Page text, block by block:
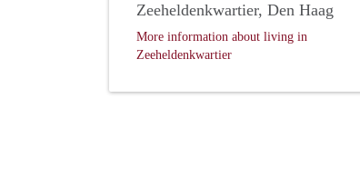
Zeeheldenkwartier, Den Haag
More information about living in
Zeeheldenkwartier